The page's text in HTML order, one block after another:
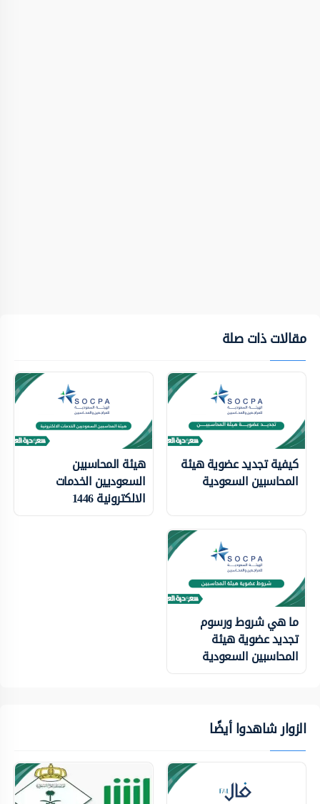
مقالات ذات صلة
كيفية تجديد عضوية هيئة
المحاسبين السعودية
هيئة المحاسبين
السعوديين الخدمات
الالكترونية 1446
ما هي شروط ورسوم
تجديد عضوية هيئة
المحاسبين السعودية
الزوار شاهدوا أيضًا